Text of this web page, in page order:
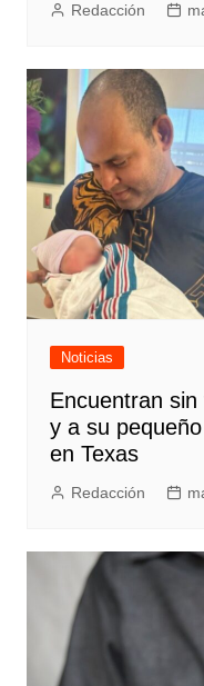
Redacción
Noticias
Encuentran
y a su
en Texas
Redacción